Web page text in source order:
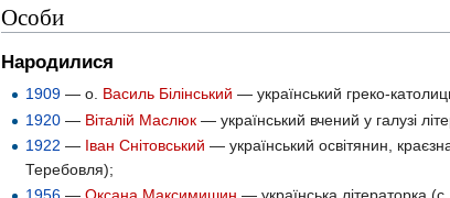
Особи
Народилися
1909 — о. Василь Білінський — український греко-
1920 — Віталій Маслюк — український вчений у галузі
1922 — Іван Снітовський — український освітянин,
Теребовля);